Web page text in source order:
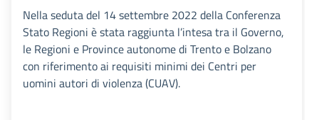
Nella seduta del 14 settembre 2022 della Conferenza
Stato Regioni è stata raggiunta l’intesa tra il Governo,
le Regioni e Province autonome di Trento e Bolzano
con riferimento ai requisiti minimi dei Centri per
uomini autori di violenza (CUAV).